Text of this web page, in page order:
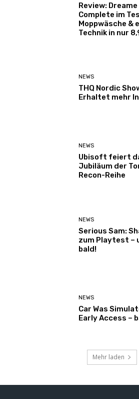
Review:
Complete im
Moppwäsche &
Technik in nur
NEWS
THQ Nordic
Erhaltet mehr
NEWS
Ubisoft feiert
Jubiläum der
Recon-Reihe
NEWS
Serious Sam:
zum Playtest –
bald!
NEWS
Car Was
Early Access –
Mehr laden